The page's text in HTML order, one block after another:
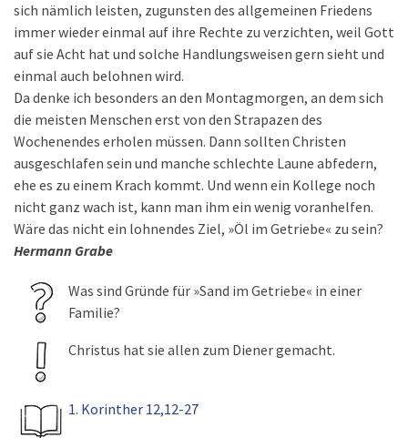
sich nämlich leisten, zugunsten des allgemeinen Friedens
immer wieder einmal auf ihre Rechte zu verzichten, weil Gott
auf sie Acht hat und solche Handlungsweisen gern sieht und
einmal auch belohnen wird.
Da denke ich besonders an den Montagmorgen, an dem sich
die meisten Menschen erst von den Strapazen des
Wochenendes erholen müssen. Dann sollten Christen
ausgeschlafen sein und manche schlechte Laune abfedern,
ehe es zu einem Krach kommt. Und wenn ein Kollege noch
nicht ganz wach ist, kann man ihm ein wenig voranhelfen.
Wäre das nicht ein lohnendes Ziel, »Öl im Getriebe« zu sein?
Hermann Grabe
Was sind Gründe für »Sand im Getriebe« in einer
Familie?
Christus hat sie allen zum Diener gemacht.
1. Korinther 12,12-27